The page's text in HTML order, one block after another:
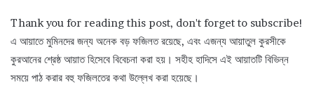
Thank you for reading this post, don't forget to subscribe!
এ আয়াতে মুমিনদের জন্য অনেক বড় ফজিলত রয়েছে, এবং এজন্য আয়াতুল কুরসীকে
কুরআনের শ্রেষ্ঠ আয়াত হিসেবে বিবেচনা করা হয়। সহীহ হাদিসে এই আয়াতটি বিভিন্ন
সময়ে পাঠ করার বহু ফজিলতের কথা উল্লেখ করা হয়েছে।